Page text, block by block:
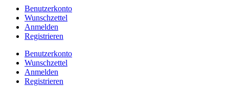
Benutzerkonto
Wunschzettel
Anmelden
Registrieren
Benutzerkonto
Wunschzettel
Anmelden
Registrieren